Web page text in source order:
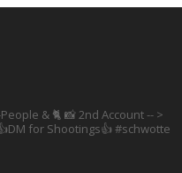
& 🐈 📸 2nd Account-- >
for Shootings👍 #schwotte